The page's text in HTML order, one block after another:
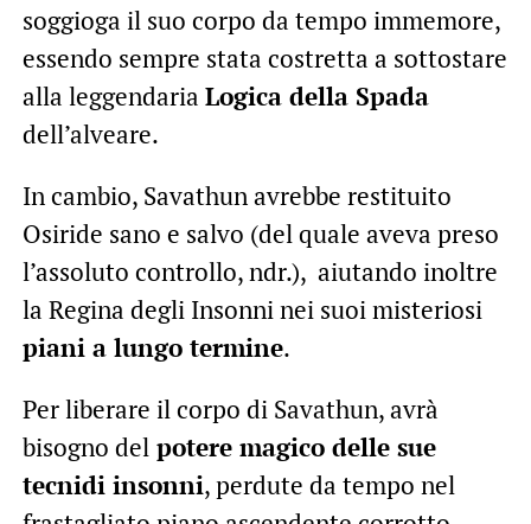
soggioga il suo corpo da tempo immemore,
essendo sempre stata costretta a sottostare
alla leggendaria Logica della Spada
dell’alveare.
In cambio, Savathun avrebbe restituito
Osiride sano e salvo (del quale aveva preso
l’assoluto controllo, ndr.), aiutando inoltre
la Regina degli Insonni nei suoi misteriosi
piani a lungo termine.
Per liberare il corpo di Savathun, avrà
bisogno delpotere magico delle sue
tecnidi insonni, perdute da tempo nel